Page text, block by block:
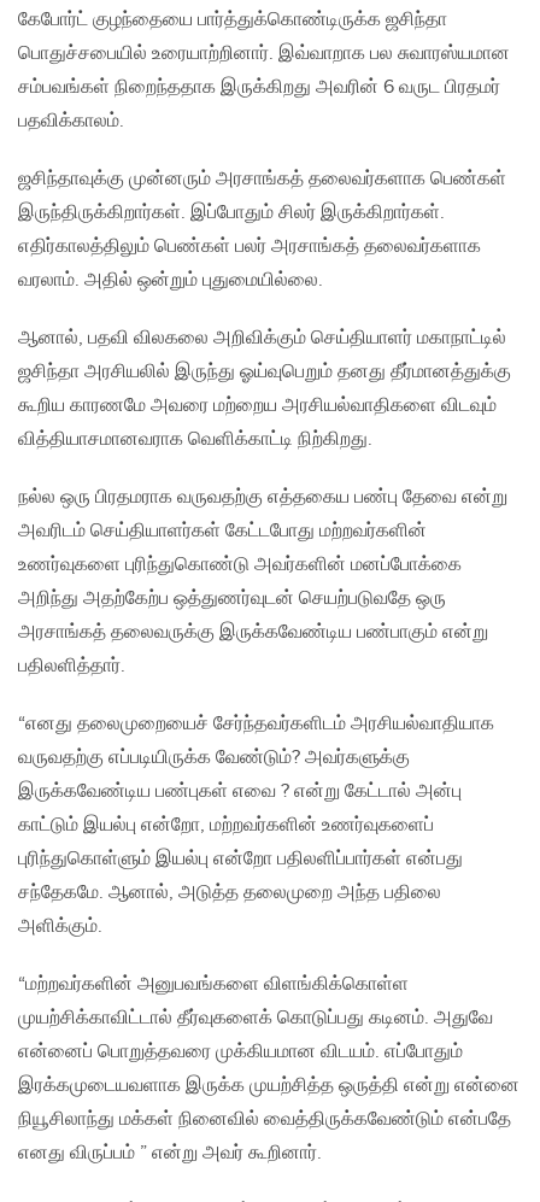
கேபோர்ட் குழந்தையை பார்த்துக்கொண்டிருக்க ஜசிந்தா
பொதுச்சபையில் உரையாற்றினார். இவ்வாறாக பல சுவாரஸ்யமான
சம்பவங்கள் நிறைந்ததாக இருக்கிறது அவரின் 6 வருட பிரதமர்
பதவிக்காலம்.
ஜசிந்தாவுக்கு முன்னரும் அரசாங்கத் தலைவர்களாக பெண்கள்
இருந்திருக்கிறார்கள். இப்போதும் சிலர் இருக்கிறார்கள்.
எதிர்காலத்திலும் பெண்கள் பலர் அரசாங்கத் தலைவர்களாக
வரலாம். அதில் ஒன்றும் புதுமையில்லை.
ஆனால், பதவி விலகலை அறிவிக்கும் செய்தியாளர் மகாநாட்டில்
ஜசிந்தா அரசியலில் இருந்து ஓய்வுபெறும் தனது தீர்மானத்துக்கு
கூறிய காரணமே அவரை மற்றைய அரசியல்வாதிகளை விடவும்
வித்தியாசமானவராக வெளிக்காட்டி நிற்கிறது.
நல்ல ஒரு பிரதமராக வருவதற்கு எத்தகைய பண்பு தேவை என்று
அவரிடம் செய்தியாளர்கள் கேட்டபோது மற்றவர்களின்
உணர்வுகளை புரிந்துகொண்டு அவர்களின் மனப்போக்கை
அறிந்து அதற்கேற்ப ஒத்துணர்வுடன் செயற்படுவதே ஒரு
அரசாங்கத் தலைவருக்கு இருக்கவேண்டிய பண்பாகும் என்று
பதிலளித்தார்.
“எனது தலைமுறையைச் சேர்ந்தவர்களிடம் அரசியல்வாதியாக
வருவதற்கு எப்படியிருக்க வேண்டும்? அவர்களுக்கு
இருக்கவேண்டிய பண்புகள் எவை ? என்று கேட்டால் அன்பு
காட்டும் இயல்பு என்றோ, மற்றவர்களின் உணர்வுகளைப்
புரிந்துகொள்ளும் இயல்பு என்றோ பதிலளிப்பார்கள் என்பது
சந்தேகமே. ஆனால், அடுத்த தலைமுறை அந்த பதிலை
அளிக்கும்.
“மற்றவர்களின் அனுபவங்களை விளங்கிக்கொள்ள
முயற்சிக்காவிட்டால் தீர்வுகளைக் கொடுப்பது கடினம். அதுவே
என்னைப் பொறுத்தவரை முக்கியமான விடயம். எப்போதும்
இரக்கமுடையவளாக இருக்க முயற்சித்த ஒருத்தி என்று என்னை
நியூசிலாந்து மக்கள் நினைவில் வைத்திருக்கவேண்டும் என்பதே
எனது விருப்பம் ” என்று அவர் கூறினார்.